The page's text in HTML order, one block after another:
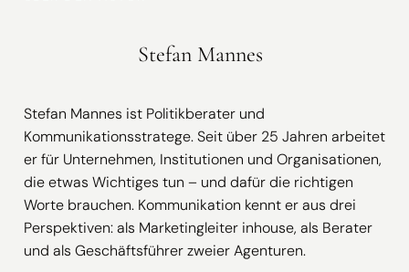
Stefan Mannes
Stefan Mannes ist Politikberater und
Kommunikationsstratege. Seit über 25 Jahren arbeitet
er für Unternehmen, Institutionen und Organisationen,
die etwas Wichtiges tun – und dafür die richtigen
Worte brauchen. Kommunikation kennt er aus drei
Perspektiven: als Marketingleiter inhouse, als Berater
und als Geschäftsführer zweier Agenturen.